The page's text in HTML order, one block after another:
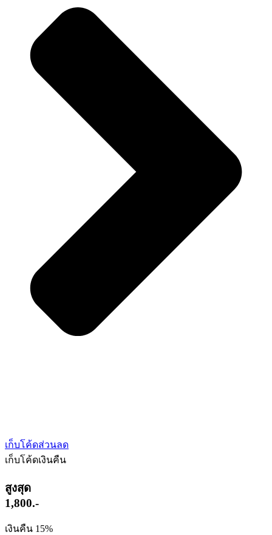
เก็บโค้ดส่วนลด
เก็บโค้ดเงินคืน
สูงสุด
1,800.-
เงินคืน 15%